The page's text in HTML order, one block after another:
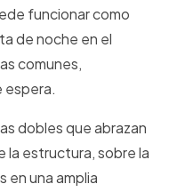
funcionar como
de noche en el
comunes,
espera.
dobles que abrazan
la estructura, sobre la
en una amplia